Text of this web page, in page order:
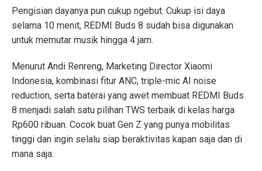
Pengisian dayanya pun cukup ngebut. Cukup isi daya
selama 10 menit, REDMI Buds 8 sudah bisa digunakan
untuk memutar musik hingga 4 jam.
Menurut Andi Renreng, Marketing Director Xiaomi
Indonesia, kombinasi fitur ANC, triple-mic AI noise
reduction, serta baterai yang awet membuat REDMI Buds
8 menjadi salah satu pilihan TWS terbaik di kelas harga
Rp600 ribuan. Cocok buat Gen Z yang punya mobilitas
tinggi dan ingin selalu siap beraktivitas kapan saja dan di
mana saja.